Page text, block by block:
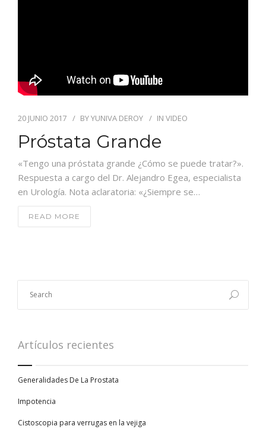
20 JUNIO 2017 BYYUNIVA DEROY IN VIDEO
Próstata Grande
«Tengo una próstata grande ¿Cómo se puede tratar?».
Respuesta a cargo del Dr. Alejandro Egea, especialista
en Urología. Nota aclaratoria: «¿Siempre se…
READ MORE
Artículos recientes
Generalidades De La Prostata
Impotencia
Cistoscopia para verrugas en la vejiga